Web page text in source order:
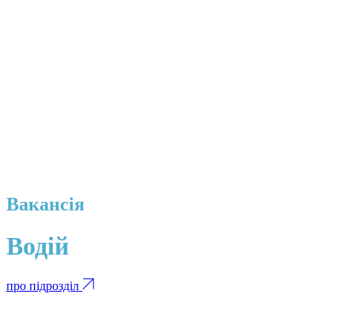
Вакансія
Водій
про підрозділ